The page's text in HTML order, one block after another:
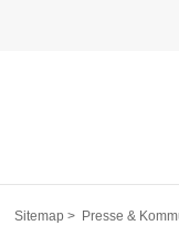
Sitemap > Presse &